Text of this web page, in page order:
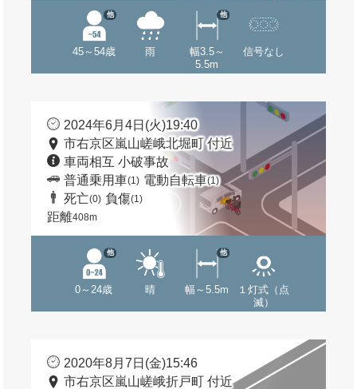
45～54歳
他
雨
幅3.5～
5.5m
他
信号なし
2024年6月4日(火)19:40
市右京区嵐山嵯峨北堀町 付近
車両相互 小破事故
普通乗用車(1) 電動自転車(1)
死亡(0) 負傷(1)
距離408m
0～24歳
他
晴 幅～5.5m
他
１灯式（点
滅）
2020年8月7日(金)15:46
市右京区嵐山嵯峨折戸町 付近